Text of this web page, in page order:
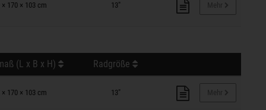
× 170 × 103 cm 13"
(L x B x H) Radgröße
× 170 × 103 cm 13"